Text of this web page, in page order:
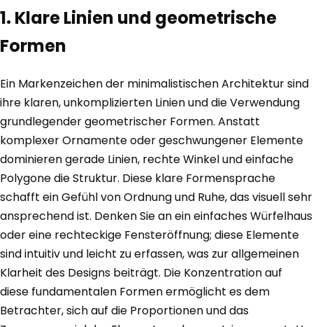
1. Klare Linien und geometrische
Formen
Ein Markenzeichen der minimalistischen Architektur sind
ihre klaren, unkomplizierten Linien und die Verwendung
grundlegender geometrischer Formen. Anstatt
komplexer Ornamente oder geschwungener Elemente
dominieren gerade Linien, rechte Winkel und einfache
Polygone die Struktur. Diese klare Formensprache
schafft ein Gefühl von Ordnung und Ruhe, das visuell sehr
ansprechend ist. Denken Sie an ein einfaches Würfelhaus
oder eine rechteckige Fensteröffnung; diese Elemente
sind intuitiv und leicht zu erfassen, was zur allgemeinen
Klarheit des Designs beiträgt. Die Konzentration auf
diese fundamentalen Formen ermöglicht es dem
Betrachter, sich auf die Proportionen und das